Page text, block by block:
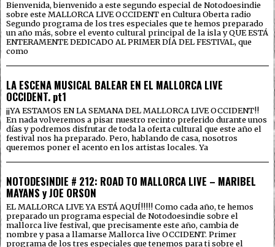
Bienvenida, bienvenido a este segundo especial de Notodoesindie
sobre este MALLORCA LIVE OCCIDENT en Cultura Oberta radio
Segundo programa de los tres especiales que te hemos preparado
un año más, sobre el evento cultural principal de la isla y QUE ESTÁ
ENTERAMENTE DEDICADO AL PRIMER DÍA DEL FESTIVAL, que
como
LA ESCENA MUSICAL BALEAR EN EL MALLORCA LIVE
OCCIDENT. pt1
¡¡YA ESTAMOS EN LA SEMANA DEL MALLORCA LIVE OCCIDENT!!
En nada volveremos a pisar nuestro recinto preferido durante unos
días y podremos disfrutar de toda la oferta cultural que este año el
festival nos ha preparado. Pero, hablando de casa, nosotros
queremos poner el acento en los artistas locales. Ya
NOTODESINDIE # 212: ROAD TO MALLORCA LIVE – MARIBEL
MAYANS y JOE ORSON
EL MALLORCA LIVE YA ESTÁ AQUÍ!!!!! Como cada año, te hemos
preparado un programa especial de Notodoesindie sobre el
mallorca live festival, que precisamente este año, cambia de
nombre y pasa a llamarse Mallorca live OCCIDENT. Primer
programa de los tres especiales que tenemos para ti sobre el